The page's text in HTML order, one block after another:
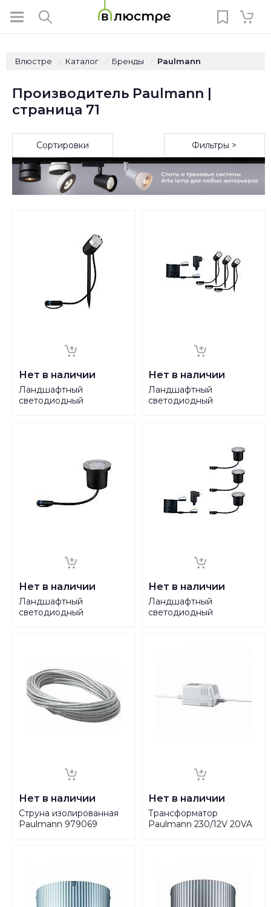
Влюстре / Каталог / Бренды / Paulmann
Производитель Paulmann |
страница 71
Сортировки Фильтры >
Нет в наличии
Ландшафтный
светодиодный
Нет в наличии
Ландшафтный
светодиодный
Нет в наличии
Ландшафтный
светодиодный
Нет в наличии
Ландшафтный
светодиодный
Нет в наличии
Струна изолированная
Paulmann 979069
Нет в наличии
Трансформатор
Paulmann 230/12V 20VA